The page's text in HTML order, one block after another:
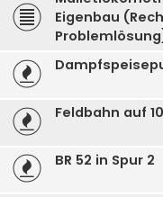
Eigenbau
Feldbahn auf
BR 52 in Spur 2